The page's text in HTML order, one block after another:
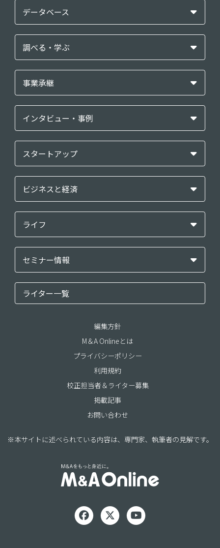
データベース
調べる・学ぶ
事業承継
インタビュー・事例
スタートアップ
ビジネスと経済
ライフ
セミナー情報
ライター一覧
編集方針
M＆A Onlineとは
プライバシーポリシー
利用規約
校正担当者＆ライター募集
掲載記事
お問い合わせ
※本サイトに述べられている内容は、専門家、執筆者の見解です。